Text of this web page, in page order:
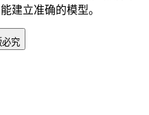
建立准确的模型。
必究